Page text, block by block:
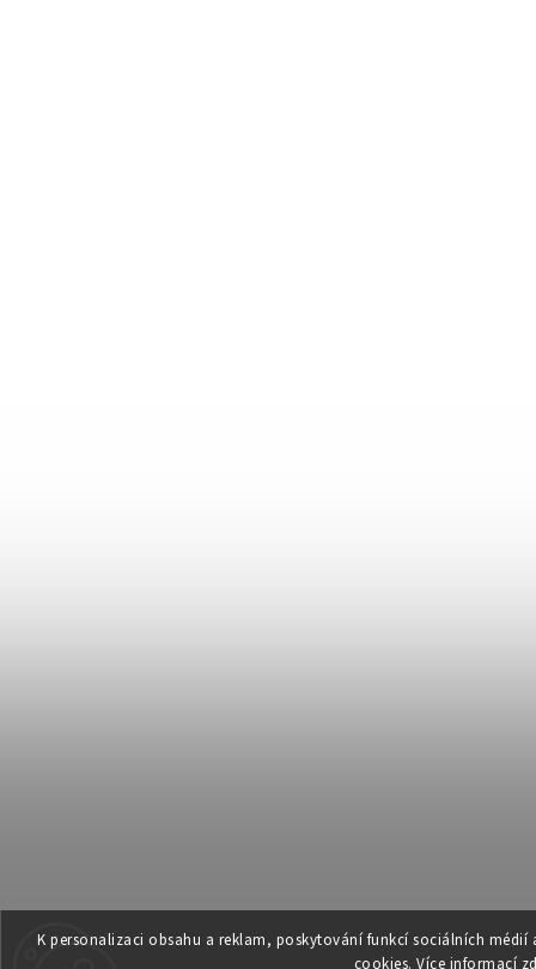
K personalizaci obsahu a reklam, poskytování funkcí sociálních
cookies. Více informací